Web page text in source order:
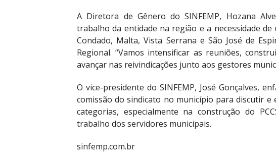
A Diretora de Gênero do SINFEMP, Hozana
trabalho da entidade na região e a necessidade
Condado, Malta, Vista Serrana e São José de
Regional. “Vamos intensificar as reuniões,
avançar nas reivindicações junto aos gestores
O vice-presidente do SINFEMP, José Gonçalves,
comissão do sindicato no município para discutir e
categorias, especialmente na construção do
trabalho dos servidores municipais.
sinfemp.com.br